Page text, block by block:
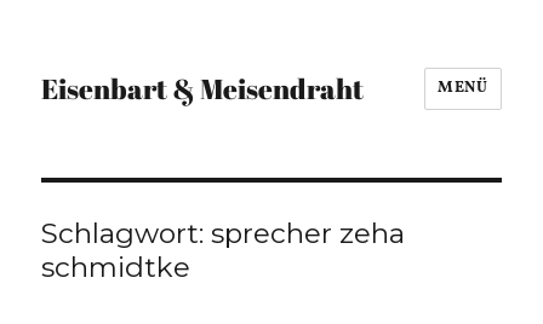
Eisenbart & Meisendraht MENÜ
Schlagwort:sprecher zeha
schmidtke